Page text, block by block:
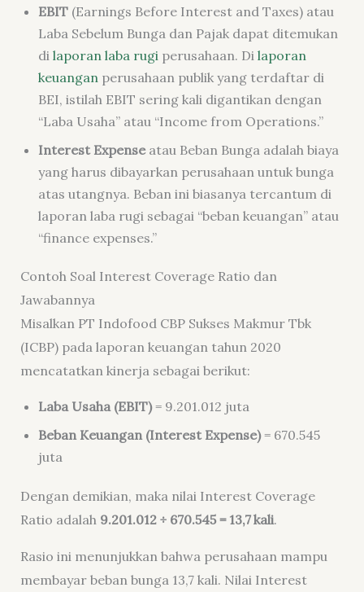
EBIT(Earnings Before Interest and Taxes) atau
Laba Sebelum Bunga dan Pajak dapat ditemukan
di laporan laba rugiperusahaan. Di laporan
keuanganperusahaan publik yang terdaftar di
BEI, istilah EBIT sering kali digantikan dengan
“Laba Usaha” atau “Income from Operations.”
Interest Expenseatau Beban Bunga adalah biaya
yang harus dibayarkan perusahaan untuk bunga
atas utangnya. Beban ini biasanya tercantum di
laporan laba rugi sebagai “beban keuangan” atau
“finance expenses.”
Contoh Soal Interest Coverage Ratio dan
Jawabannya
Misalkan PT Indofood CBP Sukses Makmur Tbk
(ICBP) pada laporan keuangan tahun 2020
mencatatkan kinerja sebagai berikut:
Laba Usaha (EBIT)= 9.201.012 juta
Beban Keuangan (Interest Expense)= 670.545
juta
Dengan demikian, maka nilai Interest Coverage
Ratio adalah 9.201.012 ÷ 670.545 = 13,7 kali.
Rasio ini menunjukkan bahwa perusahaan mampu
membayar beban bunga 13,7 kali. Nilai Interest